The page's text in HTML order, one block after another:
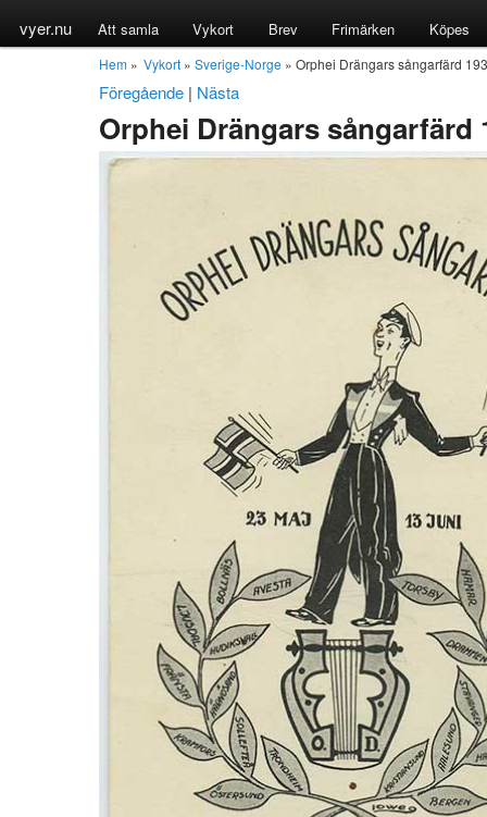
vyer.nu Att samla Vykort Brev Frimärken Köpes
Hem » Vykort » Sverige-Norge » Orphei Drängars sångarfärd
Föregående | Nästa
Orphei Drängars sångarfärd